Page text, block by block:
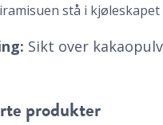
stå i
Sikt over
produkter